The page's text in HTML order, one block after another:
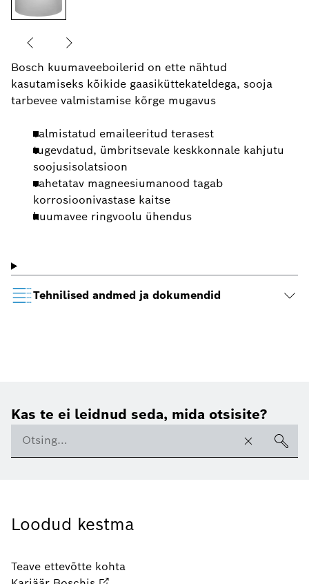
Bosch kuumaveeboilerid on ette nähtud
kasutamiseks kõikide gaasiküttekateldega, sooja
tarbevee valmistamise kõrge mugavus
valmistatud emaileeritud terasest
tugevdatud, ümbritsevale keskkonnale kahjutu
soojusisolatsioon
vahetatav magneesiumanood tagab
korrosioonivastase kaitse
kuumavee ringvoolu ühendus
Tehnilised andmed ja dokumendid
Kas te ei leidnud seda, mida otsisite?
Loodud kestma
Teave ettevõtte kohta